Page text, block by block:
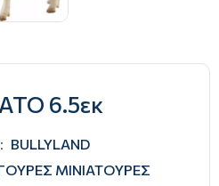
6.5εκ
BULLYLAND
ΜΙΝΙΑΤΟΥΡΕΣ